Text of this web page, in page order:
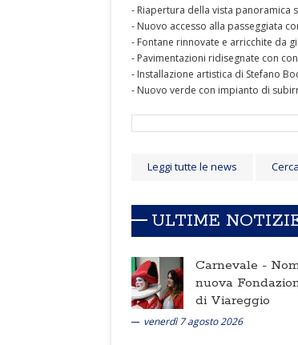
- Riapertura della vista panoramica
- Nuovo accesso alla passeggiata
- Fontane rinnovate e arricchite da
- Pavimentazioni ridisegnate con
- Installazione artistica di Stefano
- Nuovo verde con impianto di
Leggi tutte le news
ULTIME
Carnevale -
nuova
di Viareggio
venerdì 7 agosto 2026